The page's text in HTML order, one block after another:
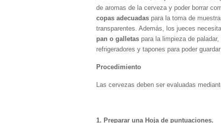
de aromas de la cerveza y poder borrar
copas adecuadas para la toma de
transparentes. Además, los jueces
pan o galletas para la limpieza de
refrigeradores y tapones para poder
Procedimiento
Las cervezas deben ser evaluadas
1. Preparar una Hoja de puntuaciones.